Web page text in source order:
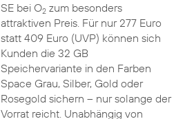
SE bei O2zum besonders
attraktiven Preis. Für nur 277 Euro
statt 409 Euro (UVP) können sich
Kunden die 32 GB
Speichervariante in den Farben
Space Grau, Silber, Gold oder
Rosegold sichern – nur solange der
Vorrat reicht. Unabhängig von